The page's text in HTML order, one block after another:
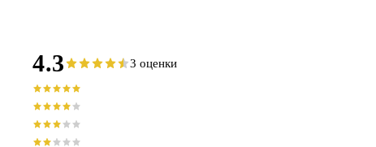
4.3 3 оценки